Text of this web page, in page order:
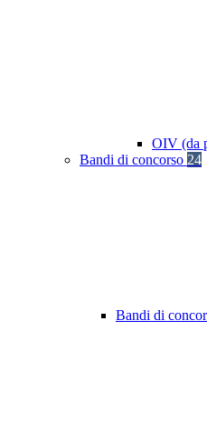
OIV (da
Bandi di concorso 24
Bandi di